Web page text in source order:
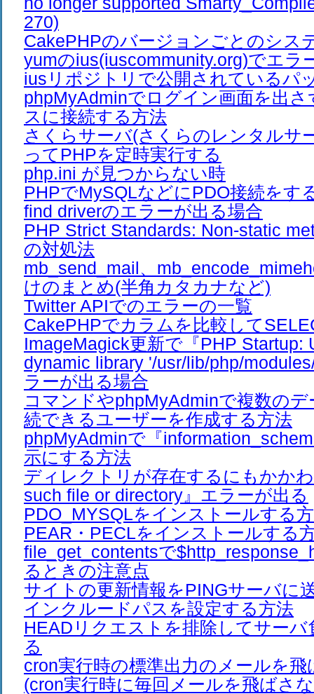
270)
CakePHPのバージョンごとのシス
yumのius(iuscommunity.org)でエラ
iusリポジトリで公開されているパ
phpMyAdminでログイン画面を出
スに接続する方法
さくらサーバ(さくらのレンタルサ
ってPHPを定時実行する
php.ini が見つからない時
PHPでMySQLなどにPDO接続をす
find driverのエラーが出る場合
PHP Strict Standards: Non-static
の対処法
mb_send_mail、
けのまとめ(半角カタカナなど)
Twitter APIでのエラーの一覧
CakePHPでカラムを比較して
ImageMagick更新で『PHP Startup:
dynamic library '/usr/lib/php/
ラーが出る場合
コマンドやphpMyAdminで複数の
続できるユーザーを作成する方法
phpMyAdminで『
示にする方法
ディレクトリが存在するにもかか
such file or directory』エラーが出る
PDO_MYSQLをインストールする
PEAR・PECLをインストールする
file_get_contentsで
るときの注意点
サイトの更新情報をPINGサーバに
インクルードパスを設定する方法
HEADリクエストを排除してサーバ
る
cron実行時の標準出力のメールを
(cron実行時に毎回メールを飛ばさ